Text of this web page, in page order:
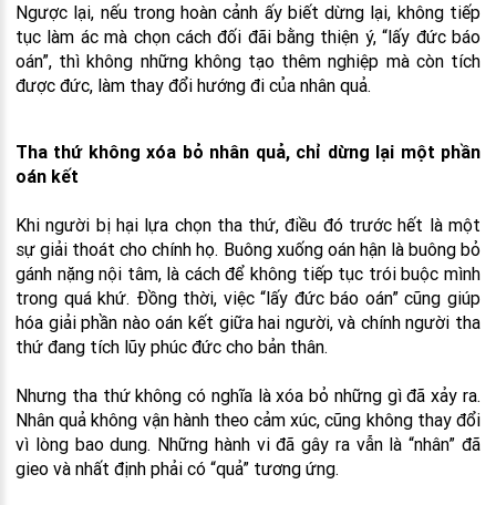
Ngược lại, nếu trong hoàn cảnh ấy biết dừng lại, không tiếp
tục làm ác mà chọn cách đối đãi bằng thiện ý, “lấy đức báo
oán”, thì không những không tạo thêm nghiệp mà còn tích
được đức, làm thay đổi hướng đi của nhân quả.
Tha thứ không xóa bỏ nhân quả, chỉ dừng lại một phần
oán kết
Khi người bị hại lựa chọn tha thứ, điều đó trước hết là một
sự giải thoát cho chính họ. Buông xuống oán hận là buông bỏ
gánh nặng nội tâm, là cách để không tiếp tục trói buộc mình
trong quá khứ. Đồng thời, việc “lấy đức báo oán” cũng giúp
hóa giải phần nào oán kết giữa hai người, và chính người tha
thứ đang tích lũy phúc đức cho bản thân.
Nhưng tha thứ không có nghĩa là xóa bỏ những gì đã xảy ra.
Nhân quả không vận hành theo cảm xúc, cũng không thay đổi
vì lòng bao dung. Những hành vi đã gây ra vẫn là “nhân” đã
gieo và nhất định phải có “quả” tương ứng.